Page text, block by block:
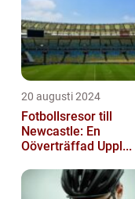
20 augusti 2024
Fotbollsresor till
Newcastle: En
Oöverträffad Uppl...